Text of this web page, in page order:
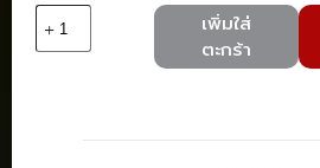
Zyxel
Professional
เพิ่มใส่
ตะกร้า